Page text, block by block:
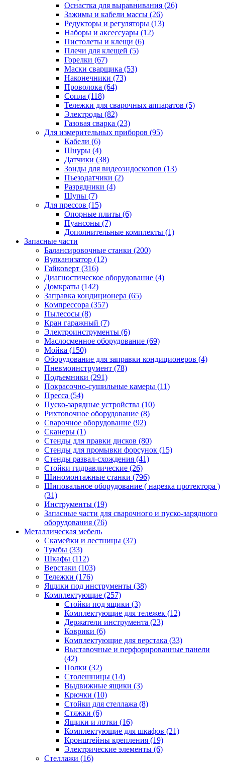
Оснастка для выравнивания (26)
Зажимы и кабели массы (26)
Редукторы и регуляторы (13)
Наборы и аксессуары (12)
Пистолеты и клещи (6)
Плечи для клещей (5)
Горелки (67)
Маски сварщика (53)
Наконечники (73)
Проволока (64)
Сопла (118)
Тележки для сварочных аппаратов (5)
Электроды (82)
Газовая сварка (23)
Для измерительных приборов (95)
Кабели (6)
Шнуры (4)
Датчики (38)
Зонды для видеоэндоскопов (13)
Пьезодатчики (2)
Разрядники (4)
Щупы (7)
Для прессов (15)
Опорные плиты (6)
Пуансоны (7)
Дополнительные комплекты (1)
Запасные части
Балансировочные станки (200)
Вулканизатор (12)
Гайковерт (316)
Диагностическое оборудование (4)
Домкраты (142)
Заправка кондиционера (65)
Компрессора (357)
Пылесосы (8)
Кран гаражный (7)
Электроинструменты (6)
Маслосменное оборудование (69)
Мойка (150)
Оборудование для заправки кондиционеров (4)
Пневмоинструмент (78)
Подъемники (291)
Покрасочно-сушильные камеры (11)
Пресса (54)
Пуско-зарядные устройства (10)
Рихтовочное оборудование (8)
Сварочное оборудование (92)
Сканеры (1)
Стенды для правки дисков (80)
Стенды для промывки форсунок (15)
Стенды развал-схождения (41)
Стойки гидравлические (26)
Шиномонтажные станки (796)
Шиповальное оборудование ( нарезка протектора )
(31)
Инструменты (19)
Запасные части для сварочного и пуско-зарядного
оборудования (76)
Металлическая мебель
Скамейки и лестницы (37)
Тумбы (33)
Шкафы (112)
Верстаки (103)
Тележки (176)
Ящики под инструменты (38)
Комплектующие (257)
Стойки под ящики (3)
Комплектующие для тележек (12)
Держатели инструмента (23)
Коврики (6)
Комплектующие для верстака (33)
Выставочные и перфорированные панели
(42)
Полки (32)
Столешницы (14)
Выдвижные ящики (3)
Крючки (10)
Стойки для стеллажа (8)
Стяжки (6)
Ящики и лотки (16)
Комплектующие для шкафов (21)
Кронштейны крепления (19)
Электрические элементы (6)
Стеллажи (16)